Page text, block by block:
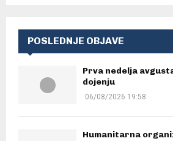
POSLEDNJE OBJAVE
Prva nedelja
dojenju
06/08/2026 19:58
Humanitarna